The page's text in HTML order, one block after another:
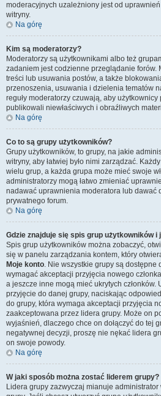
moderacyjnych uzależniony jest od
witryny.
Na górę
Kim są moderatorzy?
Moderatorzy są użytkownikami albo też
zadaniem jest codzienne przeglądanie forów.
treści lub usuwania postów, a także
przenoszenia, usuwania i dzielenia tematów
reguły moderatorzy czuwają, aby
publikowali niewłaściwych i obraźliwych
Na górę
Co to są grupy użytkowników?
Grupy użytkowników, to grupy, na jakie
witryny, aby łatwiej było nimi zarządzać.
wielu grup, a każda grupa może mieć swoje
administratorzy mogą łatwo zmieniać
nadawać uprawnienia moderatora lub dawać
prywatnego forum.
Na górę
Gdzie znajduje się spis grup użytkowników i
Spis grup użytkowników można zobaczyć,
się w panelu zarządzania kontem, który
Moje konto. Nie wszystkie grupy są dostępne
wymagać akceptacji przyjęcia nowego
a jeszcze inne mogą mieć ukrytych członków.
przyjęcie do danej grupy, naciskając
do grupy, która wymaga akceptacji przyjęcia
zaakceptowana przez lidera grupy. Może on
wyjaśnień, dlaczego chce on dołączyć do tej
negatywnej decyzji, proszę nie nękać lidera
on swoje powody.
Na górę
W jaki sposób można zostać liderem grupy?
Lidera grupy zazwyczaj mianuje